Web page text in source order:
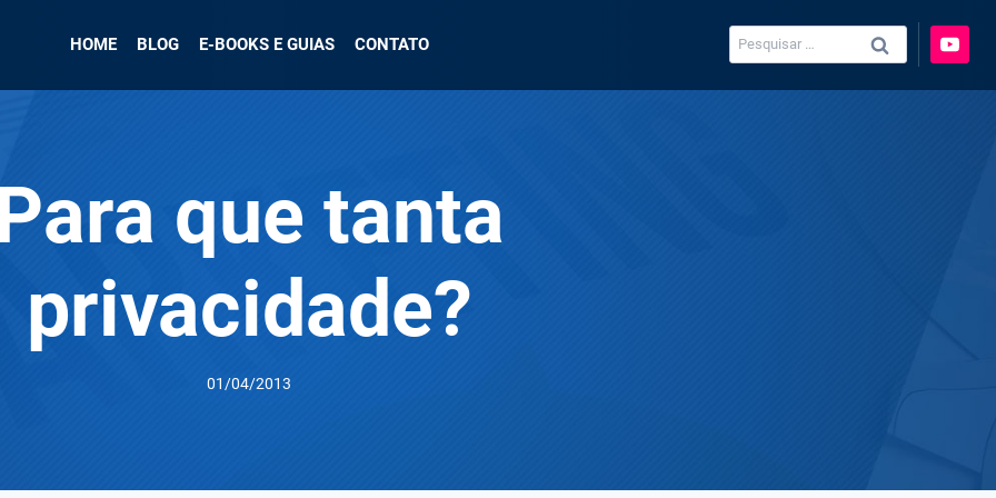
HOME BLOG E-BOOKS E GUIAS CONTATO
Pesquisar
por:
que tanta
privacidade?
01/04/2013